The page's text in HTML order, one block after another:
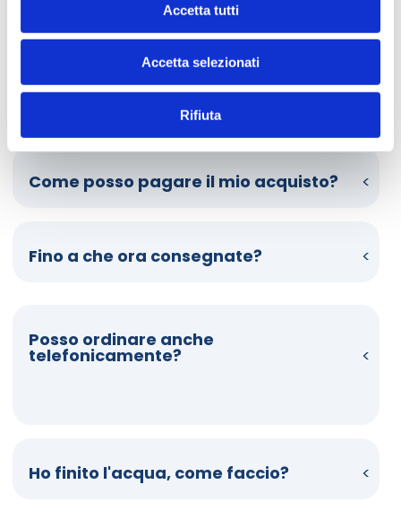
Accetta tutti
Accetta selezionati
Rifiuta
Dubbi sul metodi pagamento? Domande sulla consegna?
Scorri le faq e scopri come funziona HelloCasa.
Come posso pagare il mio acquisto?
Fino a che ora consegnate?
Posso ordinare anche
telefonicamente?
Ho finito l'acqua, come faccio?